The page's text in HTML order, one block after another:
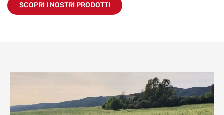
SCOPRI I NOSTRI PRODOTTI